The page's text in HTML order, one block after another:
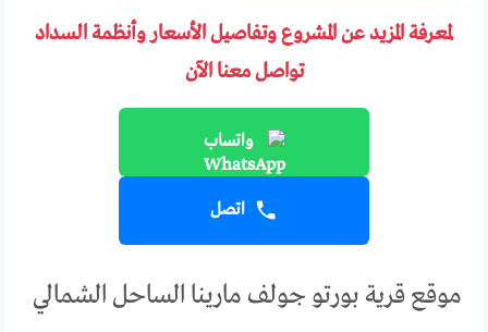
لمعرفة المزيد عن المشروع وتفاصيل الأسعار وأنظمة السداد
تواصل معنا الآن
واتساب
اتصل
موقع قرية بورتو جولف مارينا الساحل الشمالي